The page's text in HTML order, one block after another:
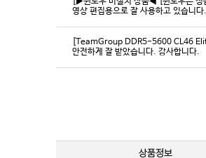
영상 편집용으로 잘 사용하고 있습니다.
[TeamGroup DDR5-5600 CL46
안전하게 잘 받았습니다. 감사합니다.